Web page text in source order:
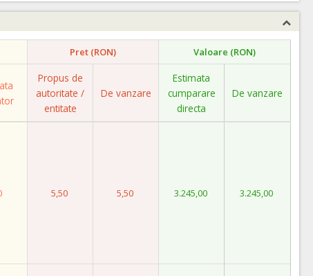
Pret (RON) Valoare (RON)
Propus de
autoritate /
entitate
De vanzare
Estimata
cumparare
directa
De vanzare
5,50 5,50 3.245,00 3.245,00